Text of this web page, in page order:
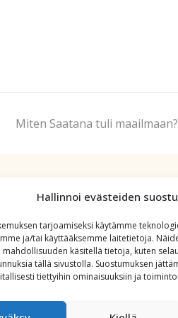
Hallinnoi evästeiden
tarjoamiseksi käytämme
ja/tai käyttääksemme laitetietoja.
mahdollisuuden käsitellä tietoja, kuten
tällä sivustolla. Suostumuksen
tiettyihin ominaisuuksiin ja
Miten Saatana tuli maailmaan?